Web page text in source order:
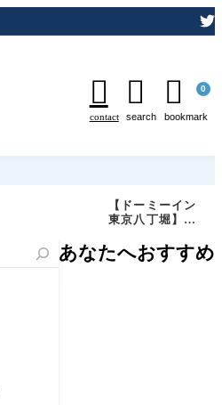

contact

search
 0
bookmark
【ドーミーイン
東京八丁堀】宿
室・天然温泉・
サウナ・無料サ
あなたへおすすめ